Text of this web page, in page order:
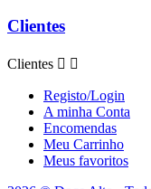
Clientes
Clientes  
Registo/Login
A minha Conta
Encomendas
Meu Carrinho
Meus favoritos